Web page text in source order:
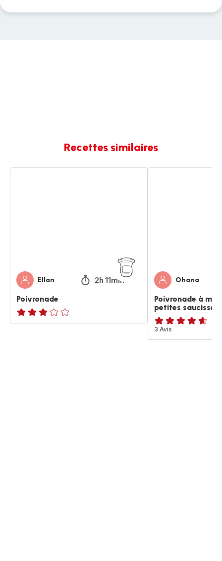
Recettes similaires
Ellan 2h 11min
Poivronade
Avis
Ohana
Poivronade à ma
petites saucisses
ratings.4.6
3 Avis